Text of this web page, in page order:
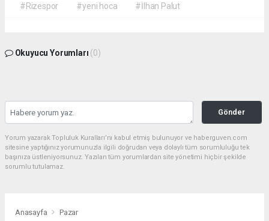
#Rizespor #yeni hoca #İlhan Palut
Okuyucu Yorumları (0)
Gönder
Yorum yazarak Topluluk Kuralları’nı kabul etmiş bulunuyor ve haberguven.com
sitesine yaptığınız yorumunuzla ilgili doğrudan veya dolaylı tüm sorumluluğu tek
başınıza üstleniyorsunuz. Yazılan tüm yorumlardan site yönetimi hiçbir şekilde
sorumlu tutulamaz.
Anasayfa Pazar